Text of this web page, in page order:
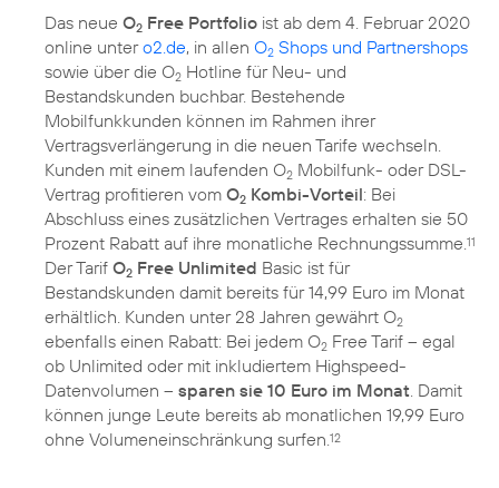
Das neue O2 Free Portfolio ist ab dem 4. Februar 2020
online untero2.de, in allen O2 Shops und Partnershops
sowie über die O2 Hotline für Neu- und
Bestandskunden buchbar. Bestehende
Mobilfunkkunden können im Rahmen ihrer
Vertragsverlängerung in die neuen Tarife wechseln.
Kunden mit einem laufenden O2 Mobilfunk- oder DSL-
Vertrag profitieren vom O2 Kombi-Vorteil: Bei
Abschluss eines zusätzlichen Vertrages erhalten sie 50
Prozent Rabatt auf ihre monatliche Rechnungssumme. 11
Der Tarif O2 Free Unlimited Basic ist für
Bestandskunden damit bereits für 14,99 Euro im Monat
erhältlich. Kunden unter 28 Jahren gewährt O2
ebenfalls einen Rabatt: Bei jedem O2 Free Tarif – egal
ob Unlimited oder mit inkludiertem Highspeed-
Datenvolumen – sparen sie 10 Euro im Monat . Damit
können junge Leute bereits ab monatlichen 19,99 Euro
ohne Volumeneinschränkung surfen. 12